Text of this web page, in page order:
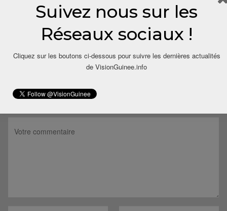
Suivez nous sur les
Réseaux sociaux !
Cliquez sur les boutons ci-dessous pour suivre les dernières actualités
de VisionGuinee.info